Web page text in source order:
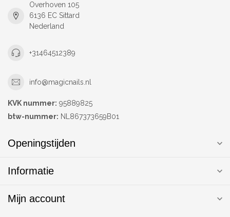
Overhoven 105
6136 EC Sittard
Nederland
+31464512389
info@magicnails.nl
KVK nummer: 95889825
btw-nummer: NL867373659B01
Openingstijden
Informatie
Mijn account